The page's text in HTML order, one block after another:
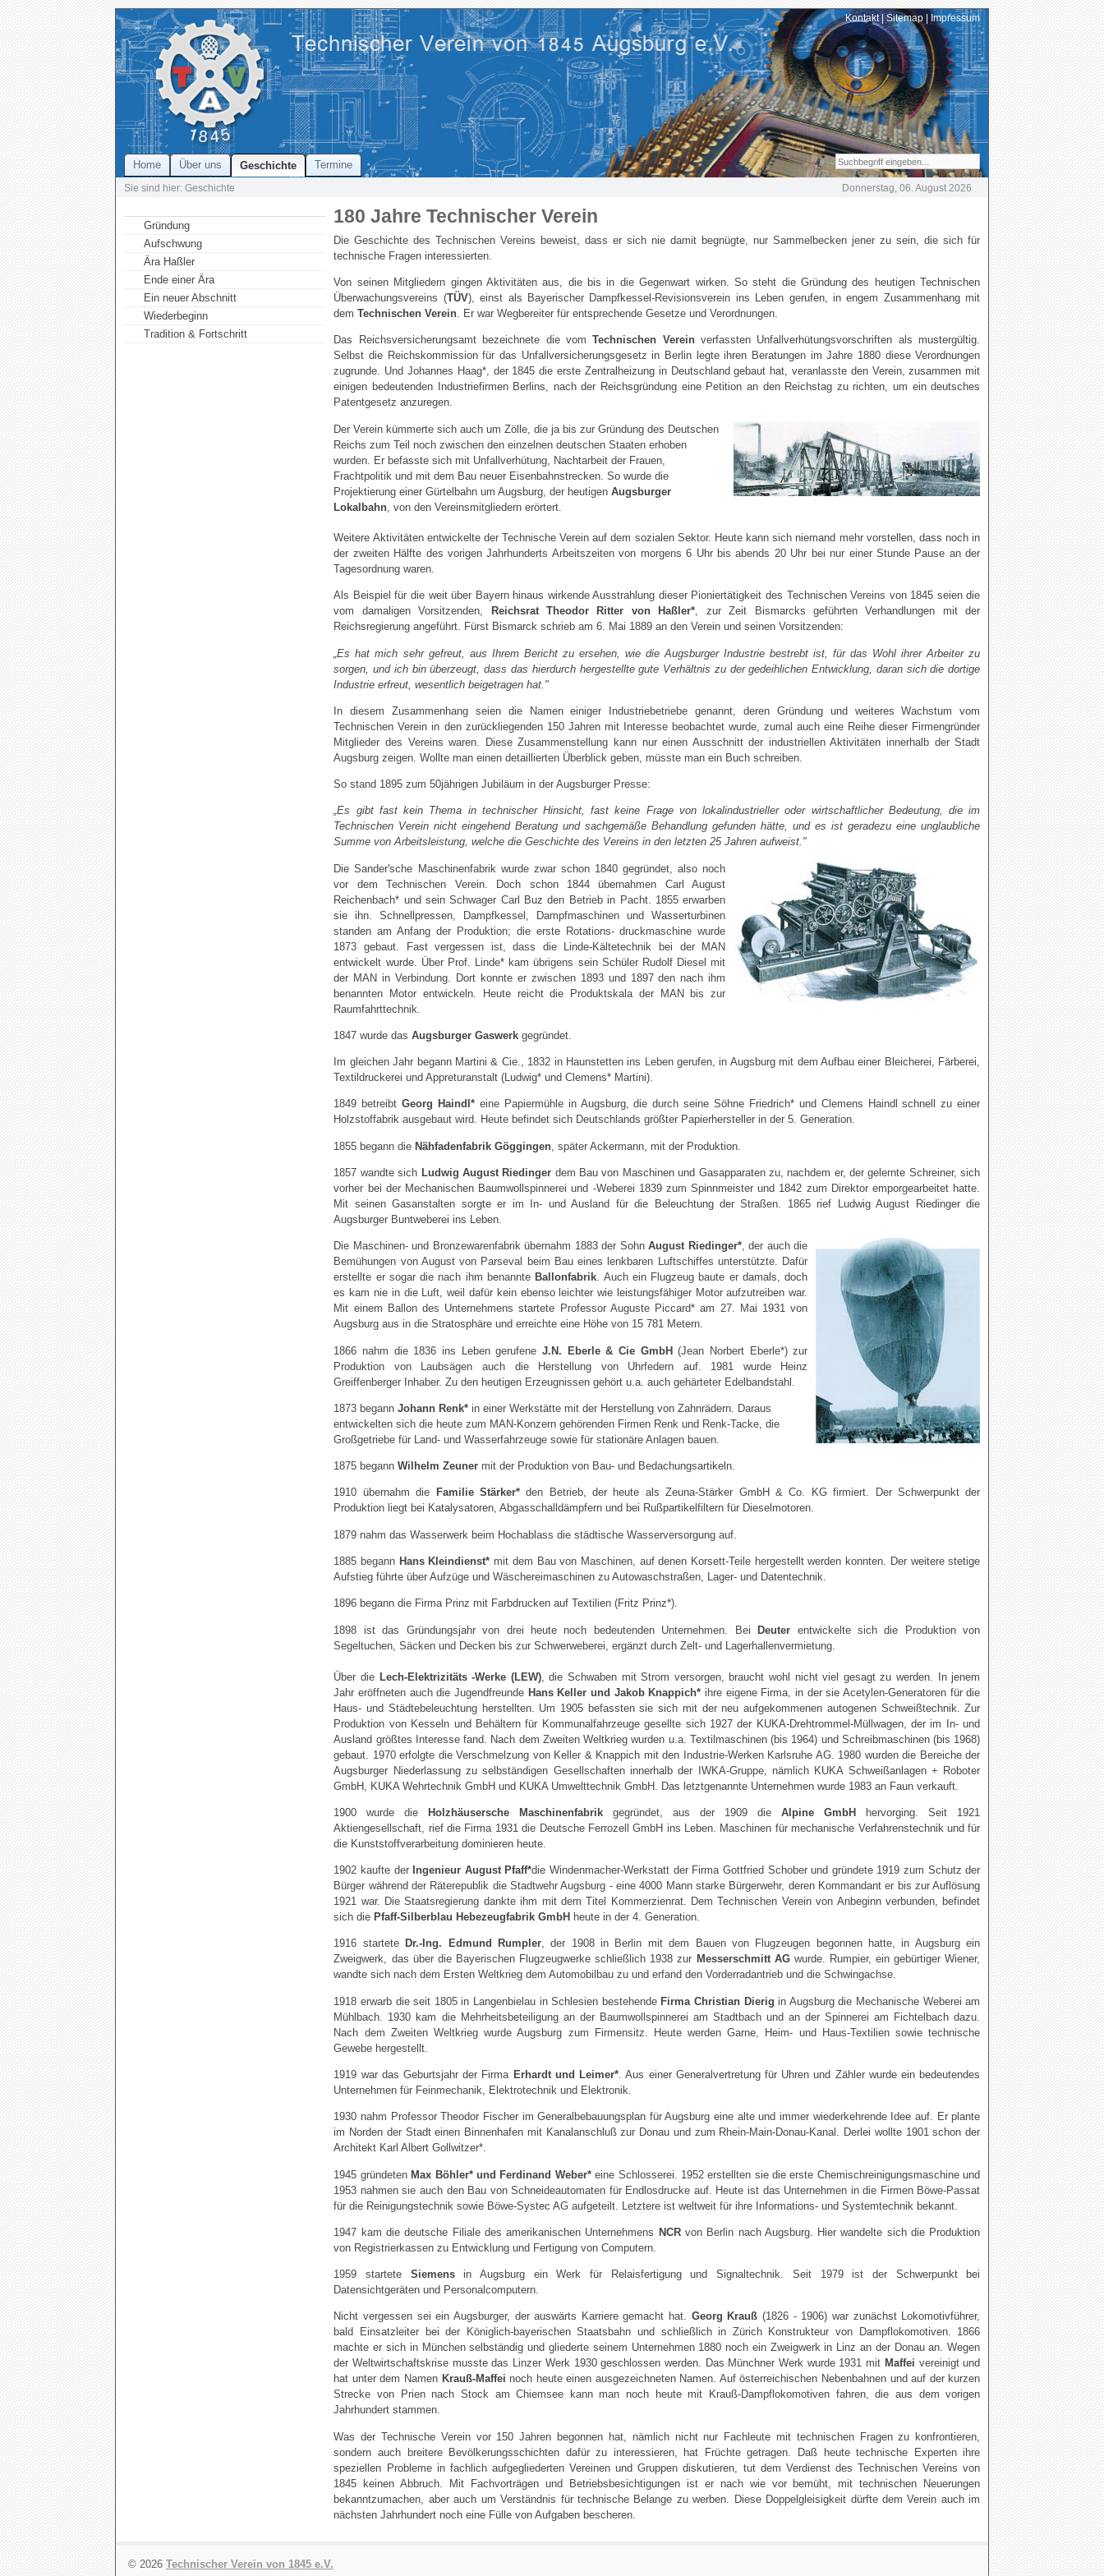
Kontakt|Sitemap Impressum
Home Über uns Geschichte Termine
Sie sind hier: Geschichte Donnerstag, 06. August 2026
Gründung
Aufschwung
Ära Haßler
Ende einer Ära
Ein neuer Abschnitt
Wiederbeginn
Tradition & Fortschritt
180 Jahre Technischer Verein
Die Geschichte des Technischen Vereins beweist, dass er sich nie damit begnügte, nur Sammelbecken jener zu sein, die sich für
technische Fragen interessierten.
Von seinen Mitgliedern gingen Aktivitäten aus, die bis in die Gegenwart wirken. So steht die Gründung des heutigen Technischen
Überwachungsvereins (TÜV), einst als Bayerischer Dampfkessel-Revisionsverein ins Leben gerufen, in engem Zusammenhang mit
demTechnischen Verein. Er war Wegbereiter für entsprechende Gesetze und Verordnungen.
Das Reichsversicherungsamt bezeichnete die vomTechnischen Vereinverfassten Unfallverhütungsvorschriften als mustergültig.
Selbst die Reichskommission für das Unfallversicherungsgesetz in Berlin legte ihren Beratungen im Jahre 1880 diese Verordnungen
zugrunde. Und Johannes Haag*, der 1845 die erste Zentralheizung in Deutschland gebaut hat, veranlasste den Verein, zusammen mit
einigen bedeutenden Industriefirmen Berlins, nach der Reichsgründung eine Petition an den Reichstag zu richten, um ein deutsches
Patentgesetz anzuregen.
Der Verein kümmerte sich auch um Zölle, die ja bis zur Gründung des Deutschen
Reichs zum Teil noch zwischen den einzelnen deutschen Staaten erhoben
wurden. Er befasste sich mit Unfallverhütung, Nachtarbeit der Frauen,
Frachtpolitik und mit dem Bau neuer Eisenbahnstrecken. So wurde die
Projektierung einer Gürtelbahn um Augsburg, der heutigenAugsburger
Lokalbahn , von den Vereinsmitgliedern erörtert.
Weitere Aktivitäten entwickelte der Technische Verein auf dem sozialen Sektor. Heute kann sich niemand mehr vorstellen, dass noch in
der zweiten Hälfte des vorigen Jahrhunderts Arbeitszeiten von morgens 6 Uhr bis abends 20 Uhr bei nur einer Stunde Pause an der
Tagesordnung waren.
Als Beispiel für die weit über Bayern hinaus wirkende Ausstrahlung dieser Pioniertätigkeit des Technischen Vereins von 1845 seien die
vom damaligen Vorsitzenden,
Reichsrat Theodor Ritter von Haßler*, zur Zeit Bismarcks geführten Verhandlungen mit der
Reichsregierung angeführt. Fürst Bismarck schrieb am 6. Mai 1889 an den Verein und seinen Vorsitzenden:
„Es hat mich sehr gefreut, aus Ihrem Bericht zu ersehen, wie die Augsburger Industrie bestrebt ist, für das Wohl ihrer Arbeiter zu
sorgen, und ich bin überzeugt, dass das hierdurch hergestellte gute Verhältnis zu der gedeihlichen Entwicklung, daran sich die dortige
Industrie erfreut, wesentlich beigetragen hat."
In diesem Zusammenhang seien die Namen einiger Industriebetriebe genannt, deren Gründung und weiteres Wachstum vom
Technischen Verein in den zurückliegenden 150 Jahren mit Interesse beobachtet wurde, zumal auch eine Reihe dieser Firmengründer
Mitglieder des Vereins waren. Diese Zusammenstellung kann nur einen Ausschnitt der industriellen Aktivitäten innerhalb der Stadt
Augsburg zeigen. Wollte man einen detaillierten Überblick geben, müsste man ein Buch schreiben.
So stand 1895 zum 50jährigen Jubiläum in der Augsburger Presse:
„Es gibt fast kein Thema in technischer Hinsicht, fast keine Frage von lokalindustrieller oder wirtschaftlicher Bedeutung, die im
Technischen Verein nicht eingehend Beratung und sachgemäße Behandlung gefunden hätte, und es ist geradezu eine unglaubliche
Summe von Arbeitsleistung, welche die Geschichte des Vereins in den letzten 25 Jahren aufweist."
Die Sander'sche Maschinenfabrik wurde zwar schon 1840 gegründet, also noch
vor dem Technischen Verein. Doch schon 1844 übernahmen Carl August
Reichenbach* und sein Schwager Carl Buz den Betrieb in Pacht. 1855 erwarben
sie ihn. Schnellpressen, Dampfkessel, Dampfmaschinen und Wasserturbinen
standen am Anfang der Produktion; die erste Rotations- druckmaschine wurde
1873 gebaut. Fast vergessen ist, dass die Linde-Kältetechnik bei der MAN
entwickelt wurde. Über Prof. Linde* kam übrigens sein Schüler Rudolf Diesel mit
der MAN in Verbindung. Dort konnte er zwischen 1893 und 1897 den nach ihm
benannten Motor entwickeln. Heute reicht die Produktskala der MAN bis zur
Raumfahrttechnik.
1847 wurde dasAugsburger Gaswerk gegründet.
Im gleichen Jahr begann Martini & Cie., 1832 in Haunstetten ins Leben gerufen, in Augsburg mit dem Aufbau einer Bleicherei, Färberei,
Textildruckerei und Appreturanstalt (Ludwig* und Clemens* Martini).
1849 betreibtGeorg Haindl* eine Papiermühle in Augsburg, die durch seine Söhne Friedrich* und Clemens Haindl schnell zu einer
Holzstoffabrik ausgebaut wird. Heute befindet sich Deutschlands größter Papierhersteller in der 5. Generation.
1855 begann die Nähfadenfabrik Göggingen , später Ackermann, mit der Produktion.
1857 wandte sich Ludwig August Riedinger dem Bau von Maschinen und Gasapparaten zu, nachdem er, der gelernte Schreiner, sich
vorher bei der Mechanischen Baumwollspinnerei und -Weberei 1839 zum Spinnmeister und 1842 zum Direktor emporgearbeitet hatte.
Mit seinen Gasanstalten sorgte er im In- und Ausland für die Beleuchtung der Straßen. 1865 rief Ludwig August Riedinger die
Augsburger Buntweberei ins Leben.
Die Maschinen- und Bronzewarenfabrik übernahm 1883 der SohnAugust Riedinger*, der auch die
Bemühungen von August von Parseval beim Bau eines lenkbaren Luftschiffes unterstützte. Dafür
erstellte er sogar die nach ihm benannte Ballonfabrik. Auch ein Flugzeug baute er damals, doch
es kam nie in die Luft, weil dafür kein ebenso leichter wie leistungsfähiger Motor aufzutreiben war.
Mit einem Ballon des Unternehmens startete Professor Auguste Piccard* am 27. Mai 1931 von
Augsburg aus in die Stratosphäre und erreichte eine Höhe von 15 781 Metern.
1866 nahm die 1836 ins Leben gerufene J.N. Eberle & Cie GmbH(Jean Norbert Eberle*) zur
Produktion von Laubsägen auch die Herstellung von Uhrfedern auf. 1981 wurde Heinz
Greiffenberger Inhaber. Zu den heutigen Erzeugnissen gehört u.a. auch gehärteter Edelbandstahl.
1873 begannJohann Renk* in einer Werkstätte mit der Herstellung von Zahnrädern. Daraus
entwickelten sich die heute zum MAN-Konzern gehörenden Firmen Renk und Renk-Tacke, die
Großgetriebe für Land- und Wasserfahrzeuge sowie für stationäre Anlagen bauen.
1875 begannWilhelm Zeuner mit der Produktion von Bau- und Bedachungsartikeln.
1910 übernahm die Familie Stärker*den Betrieb, der heute als Zeuna-Stärker GmbH & Co. KG firmiert. Der Schwerpunkt der
Produktion liegt bei Katalysatoren, Abgasschalldämpfern und bei Rußpartikelfiltern für Dieselmotoren.
1879 nahm das Wasserwerk beim Hochablass die städtische Wasserversorgung auf.
1885 begann Hans Kleindienst* mit dem Bau von Maschinen, auf denen Korsett-Teile hergestellt werden konnten. Der weitere stetige
Aufstieg führte über Aufzüge und Wäschereimaschinen zu Autowaschstraßen, Lager- und Datentechnik.
1896 begann die Firma Prinz mit Farbdrucken auf Textilien (Fritz Prinz*).
1898 ist das Gründungsjahr von drei heute noch bedeutenden Unternehmen. BeiDeuter entwickelte sich die Produktion von
Segeltuchen, Säcken und Decken bis zur Schwerweberei, ergänzt durch Zelt- und Lagerhallenvermietung.
Über die Lech-Elektrizitäts -Werke (LEW), die Schwaben mit Strom versorgen, braucht wohl nicht viel gesagt zu werden. In jenem
Jahr eröffneten auch die Jugendfreunde Hans Keller und Jakob Knappich* ihre eigene Firma, in der sie Acetylen-Generatoren für die
Haus- und Städtebeleuchtung herstellten. Um 1905 befassten sie sich mit der neu aufgekommenen autogenen Schweißtechnik. Zur
Produktion von Kesseln und Behältern für Kommunalfahrzeuge gesellte sich 1927 der KUKA-Drehtrommel-Müllwagen, der im In- und
Ausland größtes Interesse fand. Nach dem Zweiten Weltkrieg wurden u.a. Textilmaschinen (bis 1964) und Schreibmaschinen (bis 1968)
gebaut. 1970 erfolgte die Verschmelzung von Keller & Knappich mit den Industrie-Werken Karlsruhe AG. 1980 wurden die Bereiche der
Augsburger Niederlassung zu selbständigen Gesellschaften innerhalb der IWKA-Gruppe, nämlich KUKA Schweißanlagen + Roboter
GmbH, KUKA Wehrtechnik GmbH und KUKA Umwelttechnik GmbH. Das letztgenannte Unternehmen wurde 1983 an Faun verkauft.
1900 wurde die Holzhäusersche Maschinenfabrik gegründet, aus der 1909 dieAlpine GmbH
hervorging. Seit 1921
Aktiengesellschaft, rief die Firma 1931 die Deutsche Ferrozell GmbH ins Leben. Maschinen für mechanische Verfahrenstechnik und für
die Kunststoffverarbeitung dominieren heute.
1902 kaufte der Ingenieur August Pfaff*die Windenmacher-Werkstatt der Firma Gottfried Schober und gründete 1919 zum Schutz der
Bürger während der Räterepublik die Stadtwehr Augsburg - eine 4000 Mann starke Bürgerwehr, deren Kommandant er bis zur Auflösung
1921 war. Die Staatsregierung dankte ihm mit dem Titel Kommerzienrat. Dem Technischen Verein von Anbeginn verbunden, befindet
sich die Pfaff-Silberblau Hebezeugfabrik GmbH heute in der 4. Generation.
1916 startete Dr.-Ing. Edmund Rumpler, der 1908 in Berlin mit dem Bauen von Flugzeugen begonnen hatte, in Augsburg ein
Zweigwerk, das über die Bayerischen Flugzeugwerke schließlich 1938 zur Messerschmitt AGwurde. Rumpier, ein gebürtiger Wiener,
wandte sich nach dem Ersten Weltkrieg dem Automobilbau zu und erfand den Vorderradantrieb und die Schwingachse.
1918 erwarb die seit 1805 in Langenbielau in Schlesien bestehendeFirma Christian Dierig in Augsburg die Mechanische Weberei am
Mühlbach. 1930 kam die Mehrheitsbeteiligung an der Baumwollspinnerei am Stadtbach und an der Spinnerei am Fichtelbach dazu.
Nach dem Zweiten Weltkrieg wurde Augsburg zum Firmensitz. Heute werden Garne, Heim- und Haus-Textilien sowie technische
Gewebe hergestellt.
1919 war das Geburtsjahr der Firma Erhardt und Leimer* . Aus einer Generalvertretung für Uhren und Zähler wurde ein bedeutendes
Unternehmen für Feinmechanik, Elektrotechnik und Elektronik.
1930 nahm Professor Theodor Fischer im Generalbebauungsplan für Augsburg eine alte und immer wiederkehrende Idee auf. Er plante
im Norden der Stadt einen Binnenhafen mit Kanalanschluß zur Donau und zum Rhein-Main-Donau-Kanal. Derlei wollte 1901 schon der
Architekt Karl Albert Gollwitzer*.
1945 gründetenMax Böhler* und Ferdinand Weber*eine Schlosserei. 1952 erstellten sie die erste Chemischreinigungsmaschine und
1953 nahmen sie auch den Bau von Schneideautomaten für Endlosdrucke auf. Heute ist das Unternehmen in die Firmen Böwe-Passat
für die Reinigungstechnik sowie Böwe-Systec AG aufgeteilt. Letztere ist weltweit für ihre Informations- und Systemtechnik bekannt.
1947 kam die deutsche Filiale des amerikanischen Unternehmens NCRvon Berlin nach Augsburg. Hier wandelte sich die Produktion
von Registrierkassen zu Entwicklung und Fertigung von Computern.
1959 startete Siemensin Augsburg ein Werk für Relaisfertigung und Signaltechnik. Seit 1979 ist der Schwerpunkt bei
Datensichtgeräten und Personalcomputern.
Nicht vergessen sei ein Augsburger, der auswärts Karriere gemacht hat. Georg Krauß (1826 - 1906) war zunächst Lokomotivführer,
bald Einsatzleiter bei der Königlich-bayerischen Staatsbahn und schließlich in Zürich Konstrukteur von Dampflokomotiven. 1866
machte er sich in München selbständig und gliederte seinem Unternehmen 1880 noch ein Zweigwerk in Linz an der Donau an. Wegen
der Weltwirtschaftskrise musste das Linzer Werk 1930 geschlossen werden. Das Münchner Werk wurde 1931 mit Maffei vereinigt und
hat unter dem Namen Krauß-Maffei noch heute einen ausgezeichneten Namen. Auf österreichischen Nebenbahnen und auf der kurzen
Strecke von Prien nach Stock am Chiemsee kann man noch heute mit Krauß-Dampflokomotiven fahren, die aus dem vorigen
Jahrhundert stammen.
Was der Technische Verein vor 150 Jahren begonnen hat, nämlich nicht nur Fachleute mit technischen Fragen zu konfrontieren,
sondern auch breitere Bevölkerungsschichten dafür zu interessieren, hat Früchte getragen. Daß heute technische Experten ihre
speziellen Probleme in fachlich aufgegliederten Vereinen und Gruppen diskutieren, tut dem Verdienst des Technischen Vereins von
1845 keinen Abbruch. Mit Fachvorträgen und Betriebsbesichtigungen ist er nach wie vor bemüht, mit technischen Neuerungen
bekanntzumachen, aber auch um Verständnis für technische Belange zu werben. Diese Doppelgleisigkeit dürfte dem Verein auch im
nächsten Jahrhundert noch eine Fülle von Aufgaben bescheren.
© 2026 Technischer Verein von 1845 e.V.